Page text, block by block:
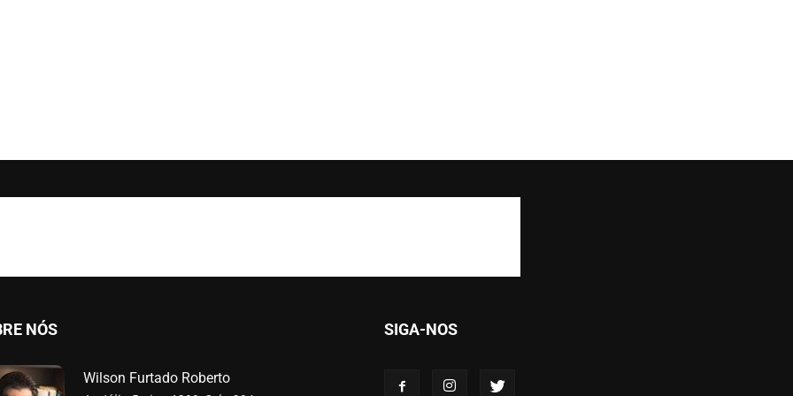
NÓS
Wilson Furtado Roberto
SIGA-NOS